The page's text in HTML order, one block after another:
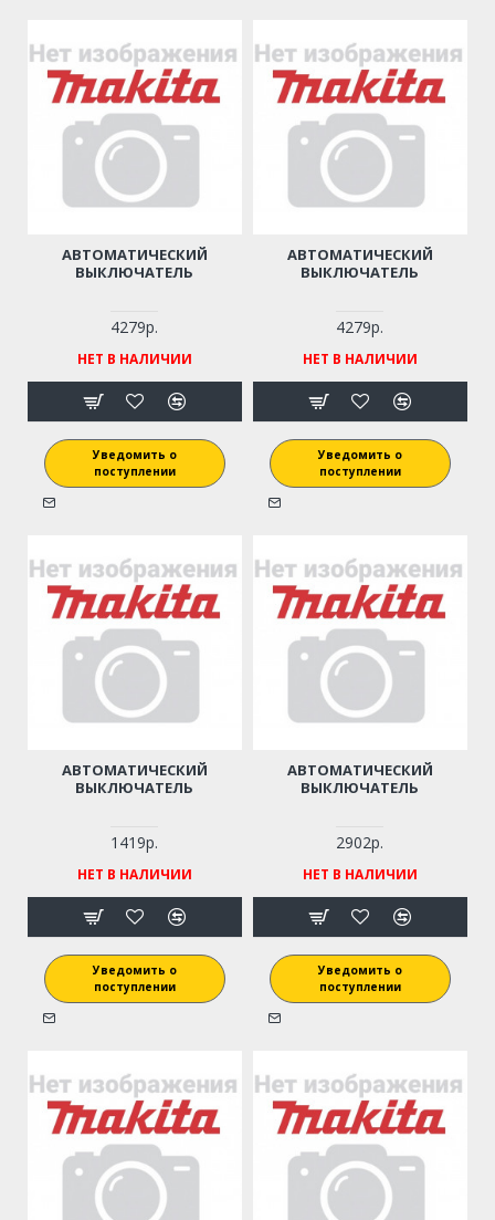
АВТОМАТИЧЕСКИЙ
ВЫКЛЮЧАТЕЛЬ
4279р.
НЕТ В НАЛИЧИИ
Уведомить о
поступлении
АВТОМАТИЧЕСКИЙ
ВЫКЛЮЧАТЕЛЬ
4279р.
НЕТ В НАЛИЧИИ
Уведомить о
поступлении
АВТОМАТИЧЕСКИЙ
ВЫКЛЮЧАТЕЛЬ
1419р.
НЕТ В НАЛИЧИИ
Уведомить о
поступлении
АВТОМАТИЧЕСКИЙ
ВЫКЛЮЧАТЕЛЬ
2902р.
НЕТ В НАЛИЧИИ
Уведомить о
поступлении